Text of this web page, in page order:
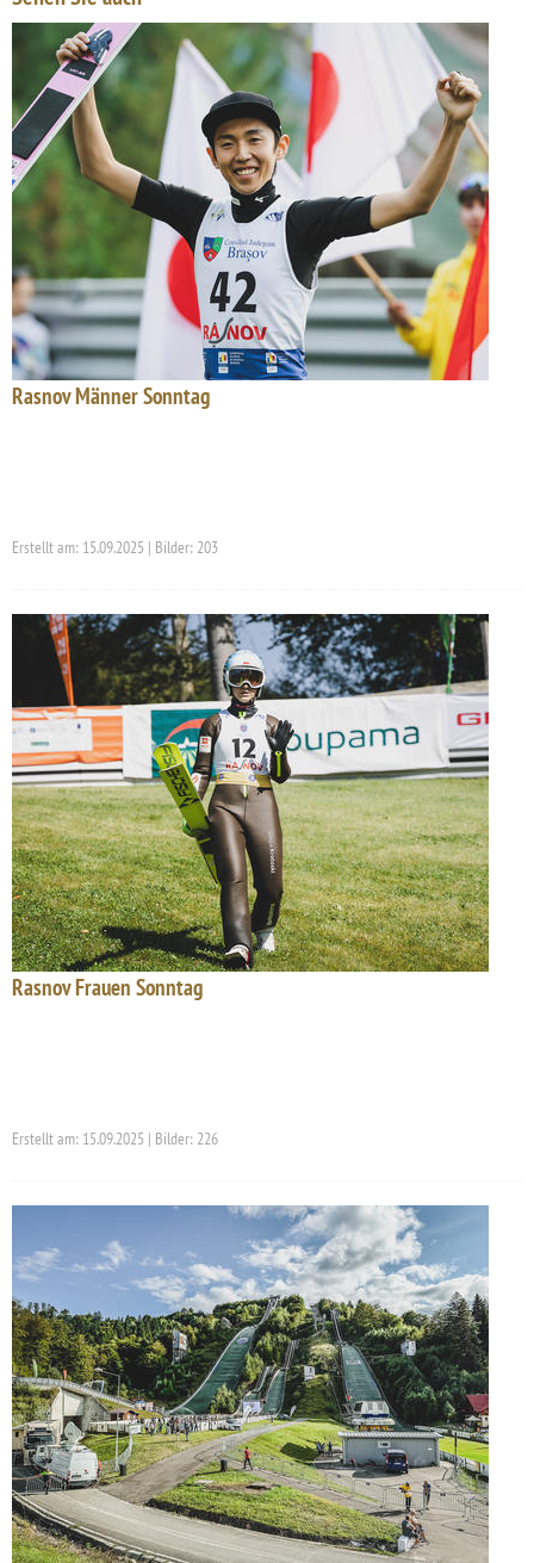
Rasnov Männer Sonntag
Erstellt am: 15.09.2025 | Bilder: 203
Rasnov Frauen Sonntag
Erstellt am: 15.09.2025 | Bilder: 226